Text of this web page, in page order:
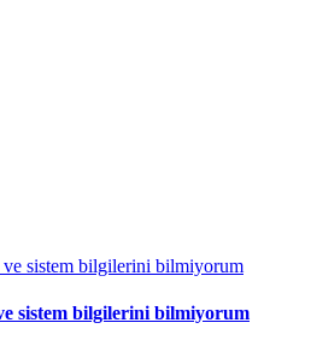
sistem bilgilerini bilmiyorum